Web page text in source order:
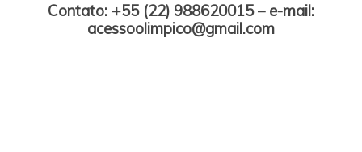
Contato: +55 (22) 988620015 – e-mail:
acessoolimpico@gmail.com